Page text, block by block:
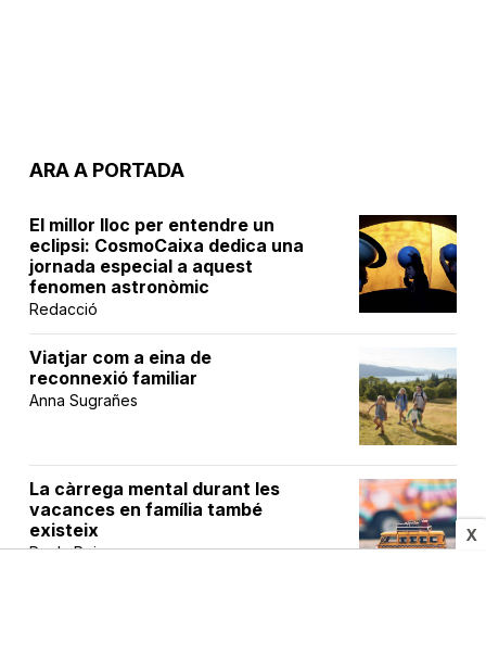
X
ARA A PORTADA
El millor lloc per entendre un
eclipsi: CosmoCaixa dedica una
jornada especial a aquest
fenomen astronòmic
Redacció
Viatjar com a eina de
reconnexió familiar
Anna Sugrañes
La càrrega mental durant les
vacances en família també
existeix
Paola Roig